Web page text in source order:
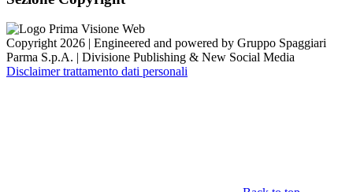
Copyright 2026 | Engineered and powered by Gruppo Spaggiari
Parma S.p.A. | Divisione Publishing & New Social Media
Disclaimer trattamento dati personali